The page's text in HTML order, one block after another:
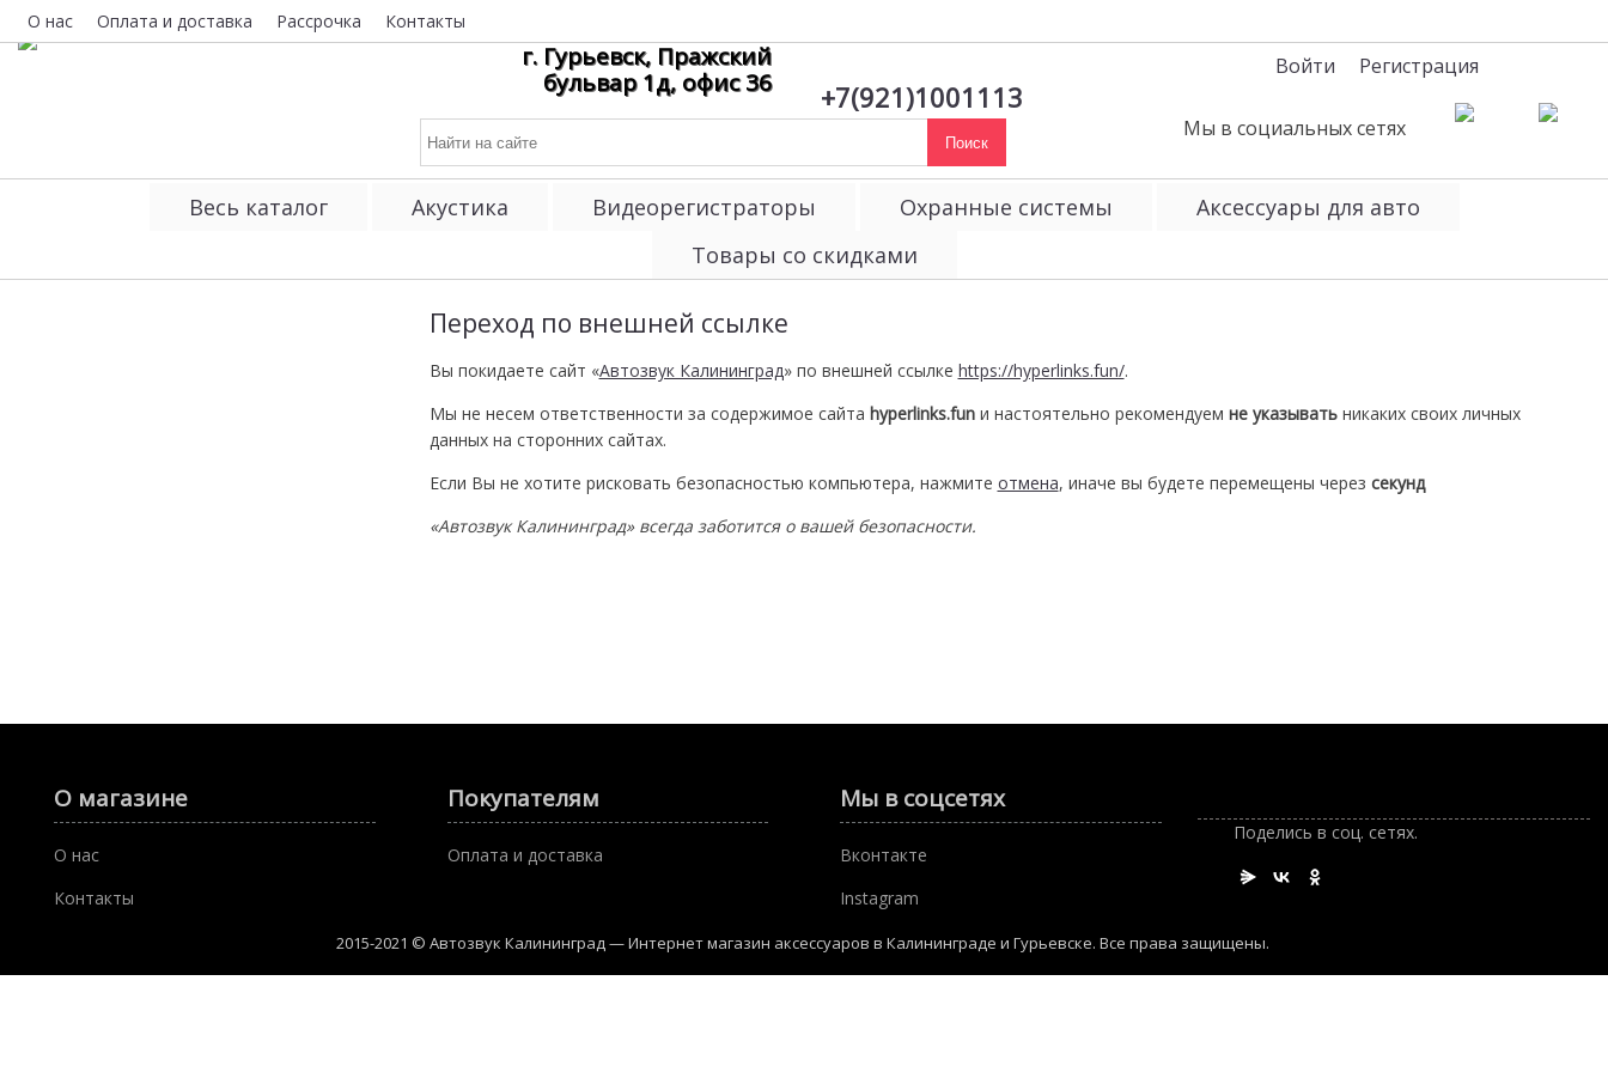
О нас Оплата и доставка Рассрочка Контакты
г. Гурьевск, Пражский
бульвар 1д, офис 36
+7(921)1001113
Поиск
Войти Регистрация
Мы в социальных сетях
Весь каталог Акустика Видеорегистраторы Охранные системы
Аксессуары для авто
Товары со скидками
Переход по внешней ссылке
Вы покидаете сайт «Автозвук Калининград» по внешней ссылке https://hyperlinks.fun/.
Мы не несем ответственности за содержимое сайта hyperlinks.funи настоятельно рекомендуем не указыватьникаких своих личных
данных на сторонних сайтах.
Если Вы не хотите рисковать безопасностью компьютера, нажмите отмена, иначе вы будете перемещены через секунд
«Автозвук Калининград» всегда заботится о вашей безопасности.
О магазине
О нас
Контакты
Покупателям
Оплата и доставка
Мы в соцсетях
Вконтакте
Instagram
Поделись в соц. сетях.
2015-2021 © Автозвук Калининград — Интернет магазин аксессуаров в Калининграде и Гурьевске. Все права защищены.